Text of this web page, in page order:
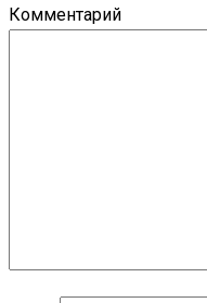
Комментарий